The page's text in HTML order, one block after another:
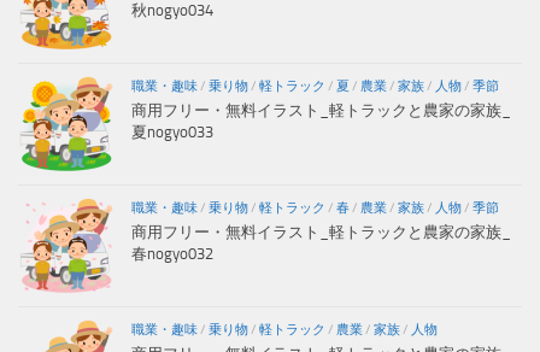
秋nogyo034
職業・趣味/ 乗り物/ 軽トラック / 夏 / 農業/ 家族/ 人物/ 季節
商用フリー・無料イラスト_軽トラックと農家の家族_
夏nogyo033
職業・趣味/ 乗り物/ 軽トラック / 春/ 農業/ 家族/ 人物/ 季節
商用フリー・無料イラスト_軽トラックと農家の家族_
春nogyo032
職業・趣味/ 乗り物/ 軽トラック / 農業/ 家族/ 人物